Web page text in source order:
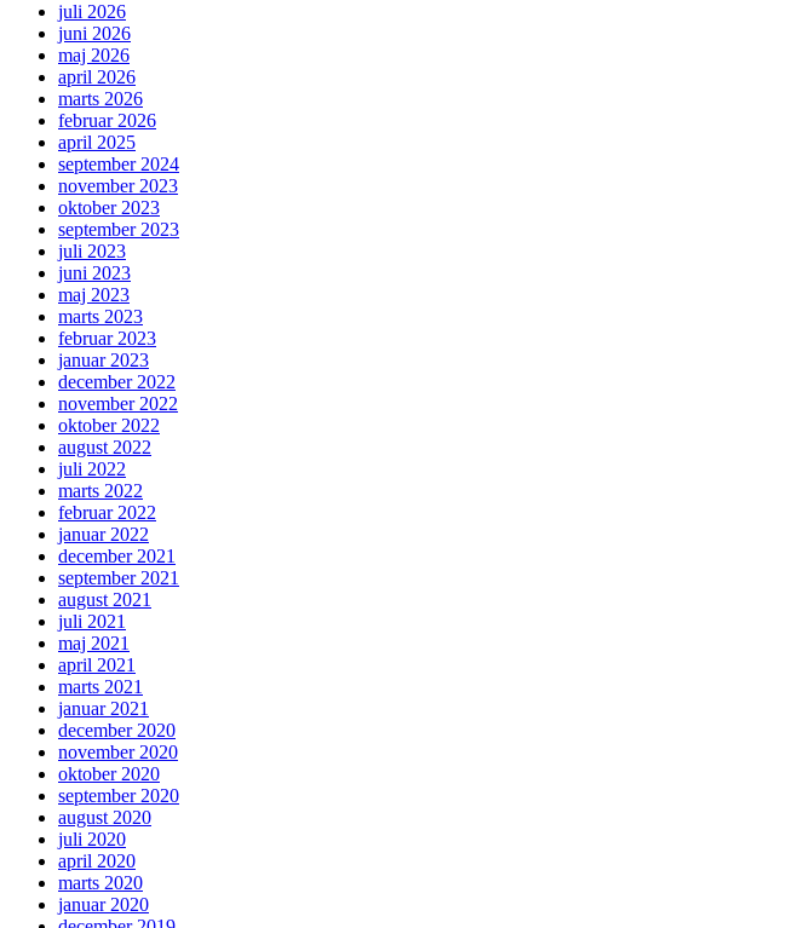
juli 2026
juni 2026
maj 2026
april 2026
marts 2026
februar 2026
april 2025
september 2024
november 2023
oktober 2023
september 2023
juli 2023
juni 2023
maj 2023
marts 2023
februar 2023
januar 2023
december 2022
november 2022
oktober 2022
august 2022
juli 2022
marts 2022
februar 2022
januar 2022
december 2021
september 2021
august 2021
juli 2021
maj 2021
april 2021
marts 2021
januar 2021
december 2020
november 2020
oktober 2020
september 2020
august 2020
juli 2020
april 2020
marts 2020
januar 2020